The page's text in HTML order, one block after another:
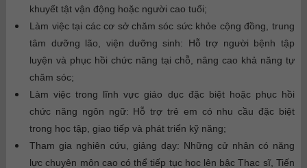
khuyết tật vận động hoặc người cao tuổi;
Làm việc tại các cơ sở chăm sóc sức khỏe cộng đồng, trung
tâm dưỡng lão, viện dưỡng sinh: Hỗ trợ người bệnh tập
luyện và phục hồi chức năng tại chỗ, nâng cao khả năng tự
chăm sóc;
Làm việc trong lĩnh vực giáo dục đặc biệt hoặc phục hồi
chức năng ngôn ngữ: Hỗ trợ trẻ em có nhu cầu đặc biệt
trong học tập, giao tiếp và phát triển kỹ năng;
Tham gia nghiên cứu, giảng dạy: Những cử nhân có năng
lực chuyên môn cao có thể tiếp tục học lên bậc Thạc sĩ, Tiến